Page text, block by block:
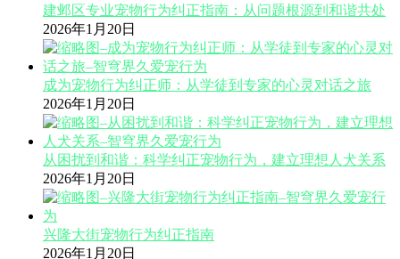
建邺区专业宠物行为纠正指南：从问题根源到和谐共处
2026年1月20日
成为宠物行为纠正师：从学徒到专家的心灵对话之旅
2026年1月20日
从困扰到和谐：科学纠正宠物行为，建立理想人犬关系
2026年1月20日
兴隆大街宠物行为纠正指南
2026年1月20日